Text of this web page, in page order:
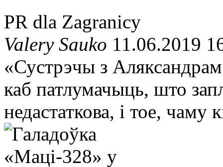
PR dla Zagranicy
Valery Sauko 11.06.2019
«Сустрэчы з
каб патлумачыць, што
недастаткова, і тое, чаму